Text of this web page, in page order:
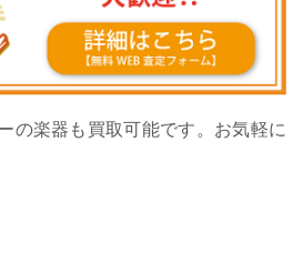
の楽器も買取可能です。お気軽に